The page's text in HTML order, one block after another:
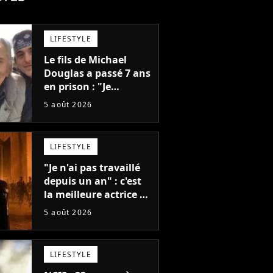
LIFESTYLE
Le fils de Michael
Douglas a passé 7 ans
en prison : "Je
distribuais des joints
5 août 2026
LIFESTYLE
"Je n'ai pas travaillé
depuis un an" : c'est
la meilleure actrice de
L'Odyssée, mais
donner de rôle au
cinéma
5 août 2026
LIFESTYLE